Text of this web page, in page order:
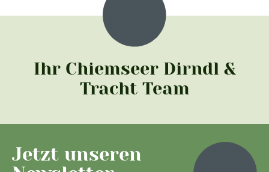
Ihr Chiemseer Dirndl &
Tracht Team
Jetzt unseren